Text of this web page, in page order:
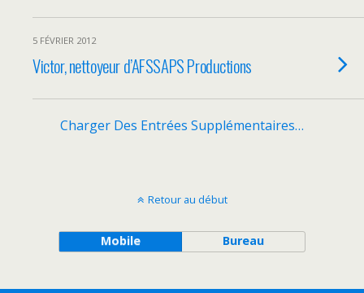
5 FÉVRIER 2012
Victor, nettoyeur d’AFSSAPS Productions
Charger Des Entrées Supplémentaires…
Retour au début
Mobile Bureau